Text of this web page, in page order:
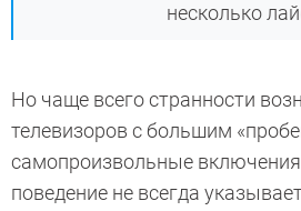
несколько
Но чаще всего странности
телевизоров с большим
самопроизвольные
поведение не всегда